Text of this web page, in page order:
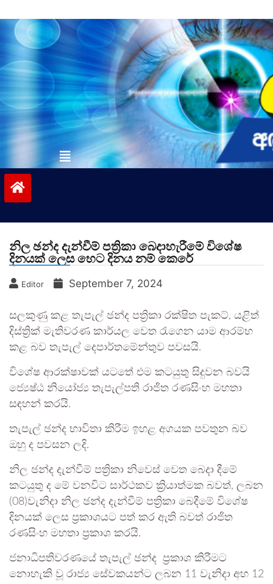
to
contentvinivida.lk
නිල ඡන්ද දැන්වීම් පත්‍රිකා බෙදාහැරීමේ විශේෂ
දිනයක් ලෙස හෙට දිනය නම් කෙරේ
Editor September 7, 2024
සලකුණු කළ තැපැල් ඡන්ද පත්‍රිකා රක්ෂිත පැකට්, යළිත්
දිස්ත්‍රික් මැතිවරණ කාර්යල වෙත රැගෙන යාම ආරම්භ
කළ බව තැපැල් දෙපාර්තමේන්තුව පවසයි.
විශේෂ ආරක්ෂාවක් යටතේ එම කටයුතු සිදුවන බවයි
ජ්‍යෙෂ්ඨ නියෝජ්‍ය තැපැල්පති රාජිත රණසිංහ මහතා
සඳහන් කරයි.
තැපැල් ඡන්ද භාවිතා කිරීම ඉහළ අගයක පවතුන බව
ඔහු ද පවසන ලදි.
නිල ඡන්ද දැන්වීම් පත්‍රිකා නිවෙස් වෙත බෙදා දීමේ
කටයුතු ද මේ වනවිට සාර්ථකව ක්‍රියාත්මක බවත්, ලබන
(08)වැනිදා නිල ඡන්ද දැන්වීම් පත්‍රිකා බෙදීමේ විශේෂ
දිනයක් ලෙස ප්‍රකාශයට පත් කර ඇති බවත් රාජිත
රණසිංහ මහතා ප්‍රකාශ කරයි.
ජනාධිපතිවරණයේ තැපැල් ඡන්ද ප්‍රකාශ කිරීමට
නොහැකි වූ රාජ්‍ය සේවකයන්ට ලබන 11 වැනිදා අහ 12